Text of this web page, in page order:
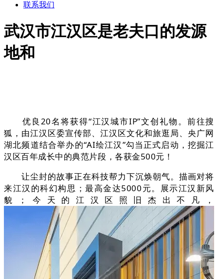
联系我们
武汉市江汉区是老夫口的发源
地和
优良20名将获得“江汉城市IP”文创礼物。前往搜
狐，由江汉区委宣传部、江汉区文化和旅逛局、央广网
湖北频道结合举办的“AI绘江汉”勾当正式启动，挖掘江
汉区百年成长中的典范片段，各获金500元！
让尘封的故事正在科技帮力下沉焕朝气。描画对将
来江汉的科幻构思；最高金达5000元。展示江汉新风
貌；今天的江汉区照旧杰出不凡，